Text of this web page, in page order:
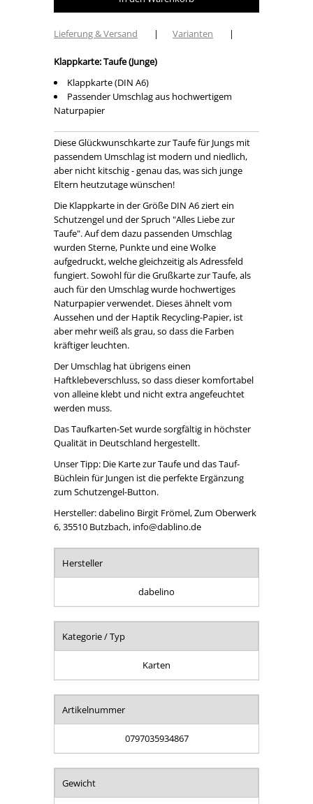
Lieferung & Versand | Varianten |
Klappkarte: Taufe (Junge)
Klappkarte (DIN A6)
Passender Umschlag aus hochwertigem
Naturpapier
Diese Glückwunschkarte zur Taufe für Jungs mit
passendem Umschlag ist modern und niedlich,
aber nicht kitschig - genau das, was sich junge
Eltern heutzutage wünschen!
Die Klappkarte in der Größe DIN A6 ziert ein
Schutzengel und der Spruch "Alles Liebe zur
Taufe". Auf dem dazu passenden Umschlag
wurden Sterne, Punkte und eine Wolke
aufgedruckt, welche gleichzeitig als Adressfeld
fungiert. Sowohl für die Grußkarte zur Taufe, als
auch für den Umschlag wurde hochwertiges
Naturpapier verwendet. Dieses ähnelt vom
Aussehen und der Haptik Recycling-Papier, ist
aber mehr weiß als grau, so dass die Farben
kräftiger leuchten.
Der Umschlag hat übrigens einen
Haftklebeverschluss, so dass dieser komfortabel
von alleine klebt und nicht extra angefeuchtet
werden muss.
Das Taufkarten-Set wurde sorgfältig in höchster
Qualität in Deutschland hergestellt.
Unser Tipp: Die Karte zur Taufe und das Tauf-
Büchlein für Jungen ist die perfekte Ergänzung
zum Schutzengel-Button.
Hersteller: dabelino Birgit Frömel, Zum Oberwerk
6, 35510 Butzbach, info@dablino.de
Hersteller
dabelino
Kategorie / Typ
Karten
Artikelnummer
0797035934867
Gewicht